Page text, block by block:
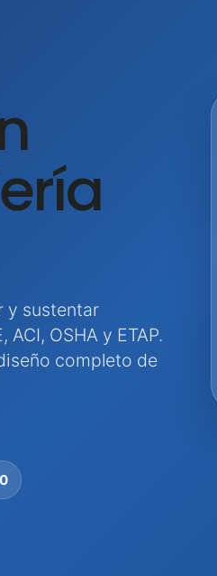
y sustentar
ACI, OSHA y ETAP.
completo de